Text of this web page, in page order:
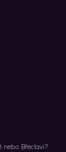
nebo Břeclavi?